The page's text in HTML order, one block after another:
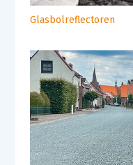
Glasbolreflectoren